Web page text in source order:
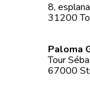
8,
31200
Paloma
Tour
67000